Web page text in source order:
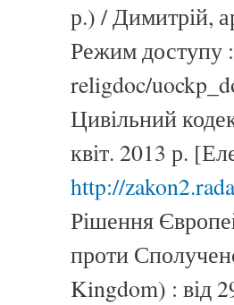
р.) / Димитрій,
Режим доступу
religdoc/
Цивільний
квіт. 2013 р.
http://
Рішення
проти
Kingdom) : від